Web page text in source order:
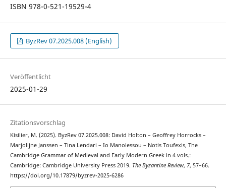
ISBN 978-0-521-19529-4
ByzRev 07.2025.008 (English)
Veröffentlicht
2025-01-29
Zitationsvorschlag
Kisilier, M. (2025). ByzRev 07.2025.008: David Holton – Geoffrey Horrocks –
Marjolijne Janssen – Tina Lendari – Io Manolessou – Notis Toufexis, The
Cambridge Grammar of Medieval and Early Modern Greek in 4 vols.:
Cambridge: Cambridge University Press 2019. The Byzantine Review, 7, 57–66.
https://doi.org/10.17879/byzrev-2025-6286